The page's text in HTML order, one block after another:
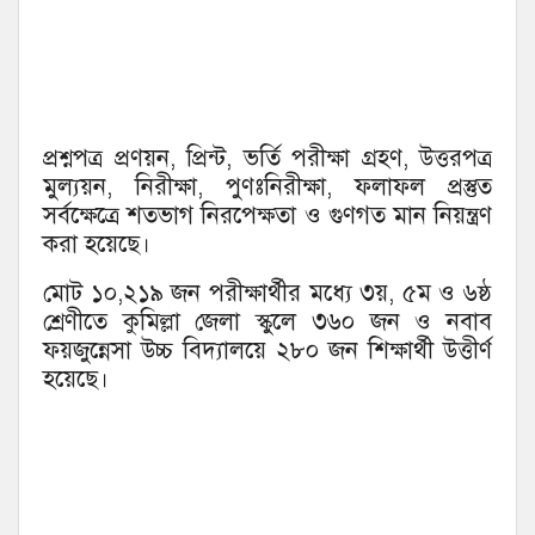
প্রশ্নপত্র প্রণয়ন, প্রিন্ট, ভর্তি পরীক্ষা গ্রহণ, উত্তরপত্র
মুল্যয়ন, নিরীক্ষা, পুণঃনিরীক্ষা, ফলাফল প্রস্তুত
সর্বক্ষেত্রে শতভাগ নিরপেক্ষতা ও গুণগত মান নিয়ন্ত্রণ
করা হয়েছে।
মোট ১০,২১৯ জন পরীক্ষার্থীর মধ্যে ৩য়, ৫ম ও ৬ষ্ঠ
শ্রেণীতে কুমিল্লা জেলা স্কুলে ৩৬০ জন ও নবাব
ফয়জুন্নেসা উচ্চ বিদ্যালয়ে ২৮০ জন শিক্ষার্থী উত্তীর্ণ
হয়েছে।